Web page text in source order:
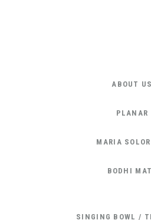
ABOUT US
PLANAR
MARIA
BODHI
SINGING BOWL /